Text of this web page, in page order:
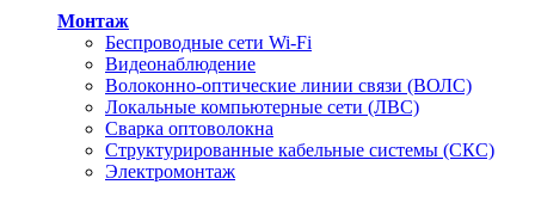
Монтаж
Беспроводные сети Wi-Fi
Видеонаблюдение
Волоконно-оптические линии связи (ВОЛС)
Локальные компьютерные сети (ЛВС)
Сварка оптоволокна
Структурированные кабельные системы (СКС)
Электромонтаж